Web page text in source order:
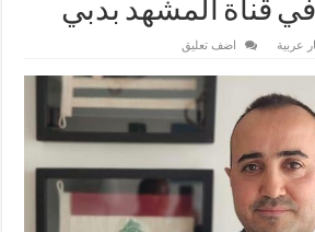
في قناة المشهد بدبي
عربية اضف تعليق